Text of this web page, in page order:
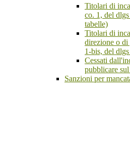
Titolari di
co. 1, del
tabelle)
Titolari di
direzione o
1-bis, del
Cessati
pubblicare
Sanzioni per